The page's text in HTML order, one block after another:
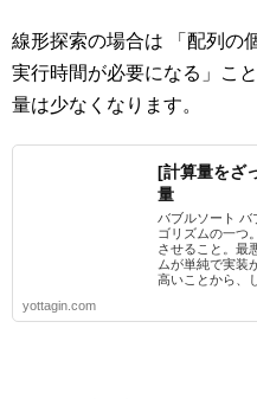
線形探索の場合は 「配列の
実行時間が必要になる」こ
量は少なくなります。
[計算量をざ
量
バブルソート
ゴリズムの一つ
させること。最
ムが単純で実装
高いことから、
yottagin.com